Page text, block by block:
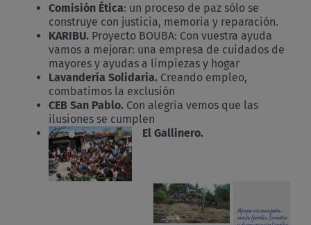
Comisión Ética: un proceso de paz sólo se
construye con justicia, memoria y reparación.
KARIBU. Proyecto BOUBA: Con vuestra ayuda
vamos a mejorar: una empresa de cuidados de
mayores y ayudas a limpiezas y hogar
Lavandería Solidaria. Creando empleo,
combatimos la exclusión
CEB San Pablo. Con alegría vemos que las
ilusiones se cumplen
El Gallinero.